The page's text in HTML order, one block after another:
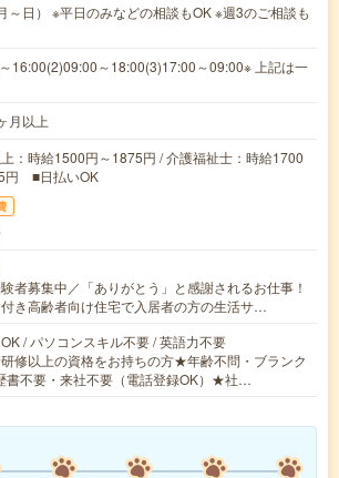
～日） ※平日のみなどの相談もOK ※週3のご相談も
16:00(2)09:00～18:00(3)17:00～09:00※ 上記は一
月以上
：時給1500円～1875円 / 介護福祉士：時給1700
円 ■日払いOK
者募集中／「ありがとう」と感謝されるお仕事！
き高齢者向け住宅で入居者の方の生活サ…
/ パソコンスキル不要 / 英語力不要
修以上の資格をお持ちの方★年齢不問・ブランク
書不要・来社不要（電話登録OK）★社…